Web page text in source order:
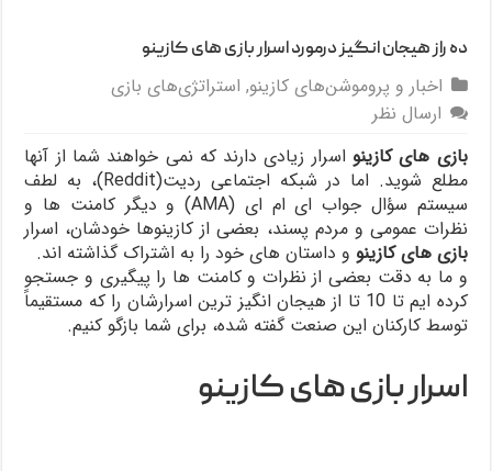
ده راز هیجان انگیز درمورد اسرار بازی های کازینو
اخبار و پروموشن‌های کازینو, استراتژی‌های بازی
ارسال نظر
بازی های کازینو اسرار زیادی دارند که نمی خواهند شما از آنها
مطلع شوید. اما در شبکه اجتماعی ردیت(Reddit‌)، به لطف
سیستم سؤال جواب ای ام ای (AMA) و دیگر کامنت ها و
نظرات عمومی و مردم پسند، بعضی از کازینوها خودشان، اسرار
بازی های کازینو و داستان های خود را به اشتراک گذاشته اند.
و ما به دقت بعضی از نظرات و کامنت ها را پیگیری و جستجو
کرده ایم تا 10 تا از هیجان انگیز ترین اسرارشان را که مستقیماً
توسط کارکنان این صنعت گفته شده، برای شما بازگو کنیم.
اسرار بازی های کازینو